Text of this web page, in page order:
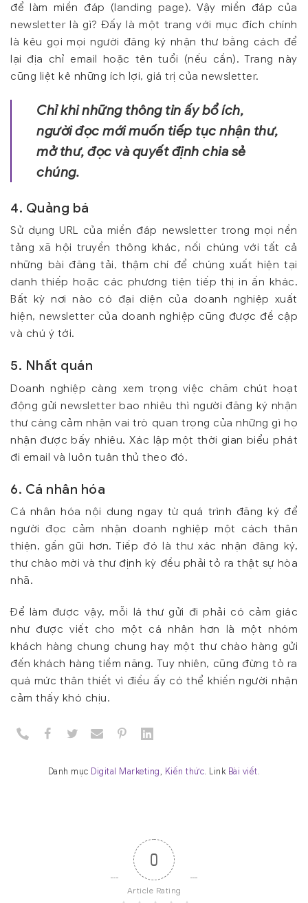
để làm miền đáp (landing page). Vậy miền đáp của
newsletter là gì? Đấy là một trang với mục đích chính
là kêu gọi mọi người đăng ký nhận thư bằng cách để
lại địa chỉ email hoặc tên tuổi (nếu cần). Trang này
cũng liệt kê những ích lợi, giá trị của newsletter.
Chỉ khi những thông tin ấy bổ ích,
người đọc mới muốn tiếp tục nhận thư,
mở thư, đọc và quyết định chia sẻ
chúng.
4. Quảng bá
Sử dụng URL của miền đáp newsletter trong mọi nền
tảng xã hội truyền thông khác, nối chúng với tất cả
những bài đăng tải, thậm chí để chúng xuất hiện tại
danh thiếp hoặc các phương tiện tiếp thị in ấn khác.
Bất kỳ nơi nào có đại diện của doanh nghiệp xuất
hiện, newsletter của doanh nghiệp cũng được đề cập
và chú ý tới.
5. Nhất quán
Doanh nghiệp càng xem trọng việc chăm chút hoạt
động gửi newsletter bao nhiêu thì người đăng ký nhận
thư càng cảm nhận vai trò quan trọng của những gì họ
nhận được bấy nhiêu. Xác lập một thời gian biểu phát
đi email và luôn tuân thủ theo đó.
6. Cá nhân hóa
Cá nhân hóa nội dung ngay từ quá trình đăng ký để
người đọc cảm nhận doanh nghiệp một cách thân
thiện, gần gũi hơn. Tiếp đó là thư xác nhận đăng ký,
thư chào mời và thư định kỳ đều phải tỏ ra thật sự hòa
nhã.
Để làm được vậy, mỗi lá thư gửi đi phải có cảm giác
như được viết cho một cá nhân hơn là một nhóm
khách hàng chung chung hay một thư chào hàng gửi
đến khách hàng tiềm năng. Tuy nhiên, cũng đừng tỏ ra
quá mức thân thiết vì điều ấy có thể khiến người nhận
cảm thấy khó chịu.
Danh mục Digital Marketing, Kiến thức. Link Bài viết.
0
Article Rating